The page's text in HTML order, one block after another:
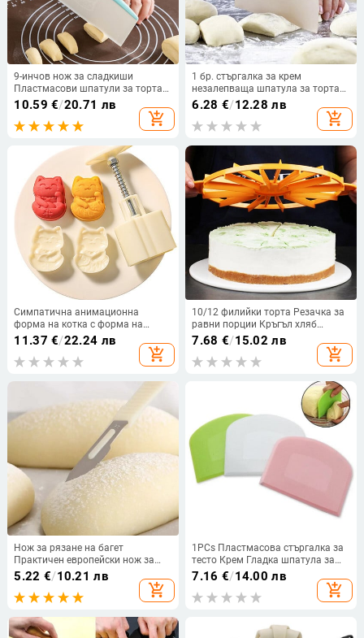
9-инчов нож за сладкиши
Пластмасови шпатули за торта
Скрепер за тесто с мерителна
скала Нож за масло Хляб Пица
Фондан Инструменти за печене
10.59 €/20.71 лв
add_shopping_cart
1 бр. стъргалка за крем
незалепваща шпатула за торта
трапецовиден пластмасов нож
за тесто Направи си сам
сладкарско тесто за бисквитки
6.28 €/12.28 лв
add_shopping_cart
Симпатична анимационна
форма на котка с форма на
лунна торта, включително 1
форма и 2 печата Направи си
сам ръчна преса с фондан,
бисквитки
11.37 €/22.24 лв
add_shopping_cart
10/12 филийки торта Резачка за
равни порции Кръгъл хляб
Разделител за мус за торта
Маркер за филийки Печене за
домакински кухненски прибори
7.68 €/15.02 лв
add_shopping_cart
Нож за рязане на багет
Практичен европейски нож за
хляб Инструменти за рязане
Резачка за сладкиши с острие от
въглеродна стомана PP опашка
5.22 €/10.21 лв
add_shopping_cart
1PCs Пластмасова стъргалка за
тесто Крем Гладка шпатула за
торта Инструменти за печене на
сладкиши Кухненски нож за
масло Резачка за тесто
7.16 €/14.00 лв
add_shopping_cart